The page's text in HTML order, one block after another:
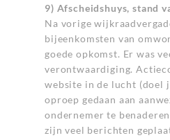
9) Afscheidshuys, stand
Na vorige
bijeenkomsten van
goede opkomst. Er was
verontwaardiging.
website in de lucht (doel
oproep gedaan aan
ondernemer te
zijn veel berichten